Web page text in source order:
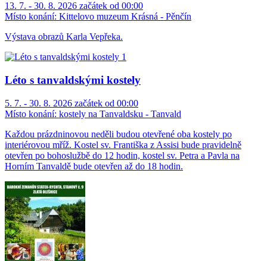
13. 7. - 30. 8. 2026 začátek od 00:00
Místo konání: Kittelovo muzeum Krásná - Pěnčín
Výstava obrazů Karla Vepřeka.
Léto s tanvaldskými kostely
5. 7. - 30. 8. 2026 začátek od 00:00
Místo konání: kostely na Tanvaldsku - Tanvald
Každou prázdninovou neděli budou otevřené oba kostely po
interiérovou mříž. Kostel sv. Františka z Assisi bude pravidelně
otevřen po bohoslužbě do 12 hodin, kostel sv. Petra a Pavla na
Horním Tanvaldě bude otevřen až do 18 hodin.